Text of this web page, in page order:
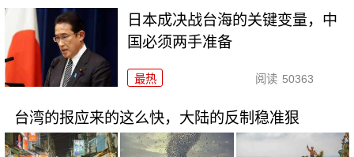
日本成决战台海的关键变量，中
国必须两手准备
最热 阅读 50363
台湾的报应来的这么快，大陆的反制稳准狠